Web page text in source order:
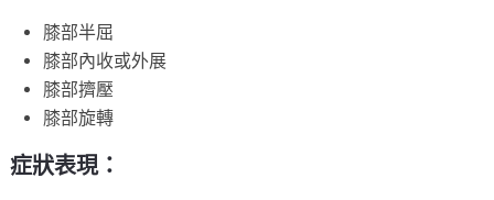
膝部半屈
膝部內收或外展
膝部擠壓
膝部旋轉
症狀表現：